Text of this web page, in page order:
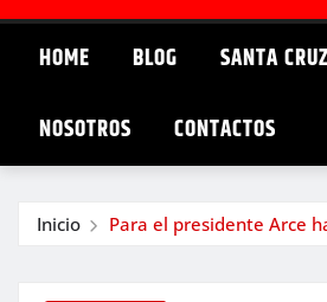
HOME BLOG SANTA CRUZ
NOSOTROS CONTACTOS
Inicio Para el presidente Arce